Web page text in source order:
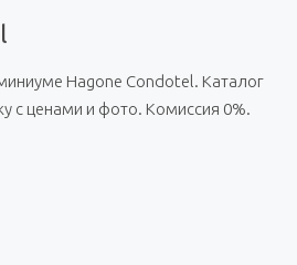
Hagone Condotel. Каталог
с ценами и фото. Комиссия 0%.